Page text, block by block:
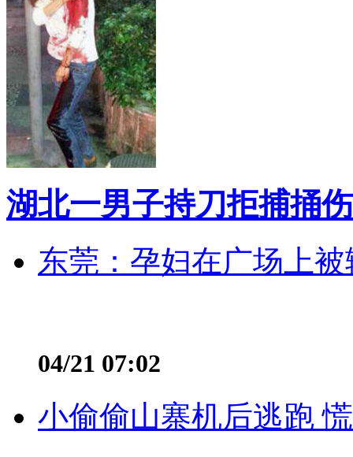
湖北一男子持刀拒捕捅
东莞：孕妇在广场上
04/21 07:02
小偷偷山寨机后逃跑